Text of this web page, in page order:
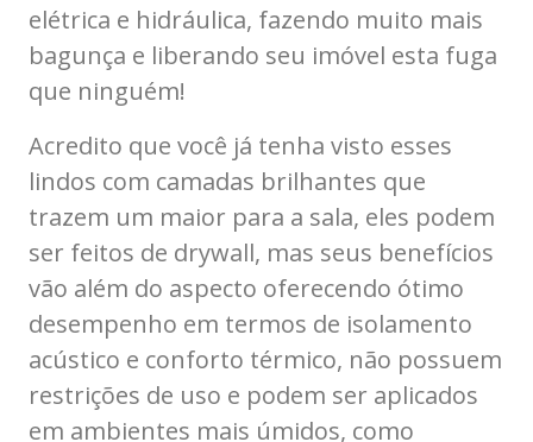
elétrica e hidráulica, fazendo muito mais
bagunça e liberando seu imóvel esta fuga
que ninguém!
Acredito que você já tenha visto esses
lindos com camadas brilhantes que
trazem um maior para a sala, eles podem
ser feitos de drywall, mas seus benefícios
vão além do aspecto oferecendo ótimo
desempenho em termos de isolamento
acústico e conforto térmico, não possuem
restrições de uso e podem ser aplicados
em ambientes mais úmidos, como